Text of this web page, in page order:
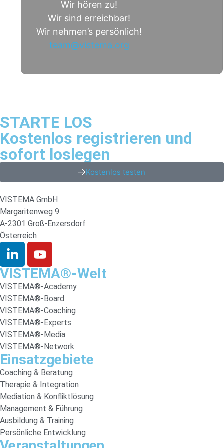
Wir hören zu!
Wir sind erreichbar!
Wir nehmen’s persönlich!
team@vistema.org
STARTE LOS
Kostenlos registrieren und
sofort loslegen
Kostenlos testen
VISTEMA GmbH
Margaritenweg 9
A-2301 Groß-Enzersdorf
Österreich
VISTEMA®-Welt
VISTEMA®-Academy
VISTEMA®-Board
VISTEMA®-Coaching
VISTEMA®-Experts
VISTEMA®-Media
VISTEMA®-Network
Einsatzgebiete
Coaching & Beratung
Therapie & Integration
Mediation & Konfliktlösung
Management & Führung
Ausbildung & Training
Persönliche Entwicklung